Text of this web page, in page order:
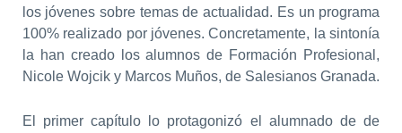
los jóvenes sobre temas de actualidad. Es un programa
100% realizado por jóvenes. Concretamente, la sintonía
la han creado los alumnos de Formación Profesional,
Nicole Wojcik y Marcos Muños, de Salesianos Granada.
El primer capítulo lo protagonizó el alumnado de de